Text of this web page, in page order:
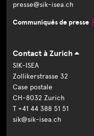
presse@sik-isea.ch
Communiqués de presse
Contact à Zurich
SIK-ISEA
Zollikerstrasse 32
Case postale
CH-8032 Zurich
T +41 44 388 51 51
sik@sik-isea.ch